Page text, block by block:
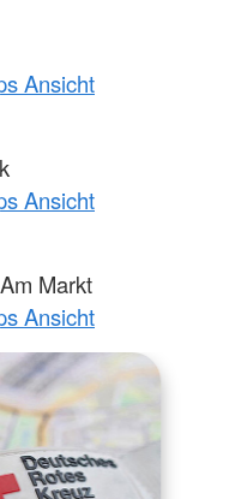
Ansicht
Ansicht
Markt
Ansicht